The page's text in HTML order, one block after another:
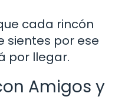
cada rincón
sientes por ese
por llegar.
Amigos y